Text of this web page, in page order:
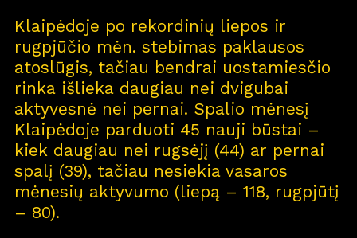
Klaipėdoje po rekordinių liepos ir
rugpjūčio mėn. stebimas paklausos
atoslūgis, tačiau bendrai uostamiesčio
rinka išlieka daugiau nei dvigubai
aktyvesnė nei pernai. Spalio mėnesį
Klaipėdoje parduoti 45 nauji būstai –
kiek daugiau nei rugsėjį (44) ar pernai
spalį (39), tačiau nesiekia vasaros
mėnesių aktyvumo (liepą – 118, rugpjūtį
– 80).